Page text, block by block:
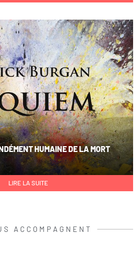
HUMAINE DE LA MORT
LIRE LA SUITE
ACCOMPAGNENT